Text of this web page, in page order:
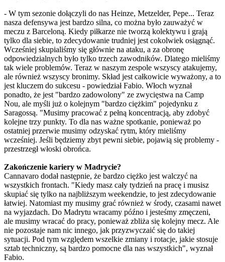
- W tym sezonie dołączyli do nas Heinze, Metzelder, Pepe... Teraz
nasza defensywa jest bardzo silna, co można było zauważyć w
meczu z Barceloną. Kiedy piłkarze nie tworzą kolektywu i grają
tylko dla siebie, to zdecydowanie trudniej jest cokolwiek osiągnąć.
Wcześniej skupialiśmy się głównie na ataku, a za obronę
odpowiedzialnych było tylko trzech zawodników. Dlatego mieliśmy
tak wiele problemów. Teraz w naszym zespole wszyscy atakujemy,
ale również wszyscy bronimy. Skład jest całkowicie wyważony, a to
jest kluczem do sukcesu - powiedział Fabio. Włoch wyznał
ponadto, że jest "bardzo zadowolony" ze zwycięstwa na Camp
Nou, ale myśli już o kolejnym "bardzo ciężkim" pojedynku z
Saragossą. "Musimy pracować z pełną koncentracją, aby zdobyć
kolejne trzy punkty. To dla nas ważne spotkanie, ponieważ po
ostatniej przerwie musimy odzyskać rytm, który mieliśmy
wcześniej. Jeśli będziemy zbyt pewni siebie, pojawią się problemy -
przestrzegł włoski obrońca.
Zakończenie kariery w Madrycie?
Cannavaro dodał następnie, że bardzo ciężko jest walczyć na
wszystkich frontach. "Kiedy masz cały tydzień na pracę i musisz
skupiać się tylko na najbliższym weekendzie, to jest zdecydowanie
łatwiej. Natomiast my musimy grać również w środy, czasami nawet
na wyjazdach. Do Madrytu wracamy późno i jesteśmy zmęczeni,
ale musimy wracać do pracy, ponieważ zbliża się kolejny mecz. Ale
nie pozostaje nam nic innego, jak przyzwyczaić się do takiej
sytuacji. Pod tym względem wszelkie zmiany i rotacje, jakie stosuje
sztab techniczny, są bardzo pomocne dla nas wszystkich", wyznał
Fabio.